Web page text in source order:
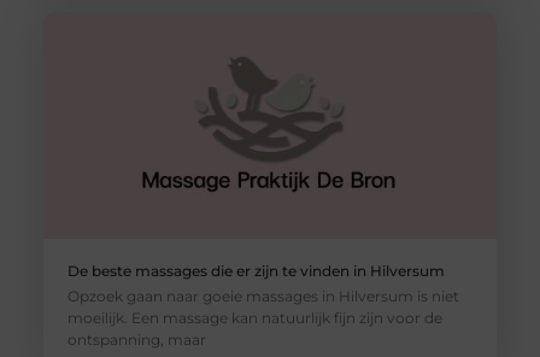
De beste massages die er zijn te vinden in Hilversum
Opzoek gaan naar goeie massages in Hilversum is niet
moeilijk. Een massage kan natuurlijk fijn zijn voor de
ontspanning, maar